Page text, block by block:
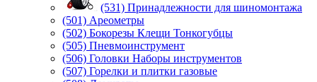
(531) Принадлежности для шиномонтажа
(501) Ареометры
(502) Бокорезы Клещи Тонкогубцы
(505) Пневмоинструмент
(506) Головки Наборы инструментов
(507) Горелки и плитки газовые